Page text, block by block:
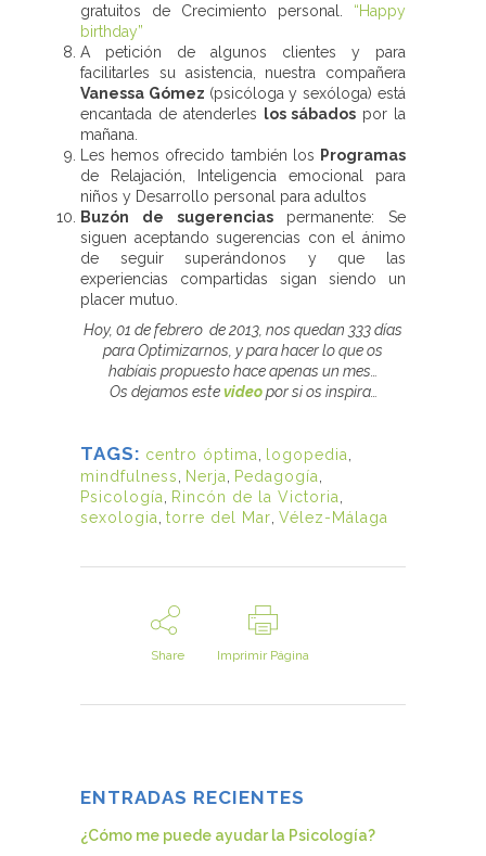
gratuitos de Crecimiento personal. “Happy
birthday”
A petición de algunos clientes y para
facilitarles su asistencia, nuestra compañera
Vanessa Gómez (psicóloga y sexóloga) está
encantada de atenderles
los sábados por la
mañana.
Les hemos ofrecido también los Programas
de Relajación, Inteligencia emocional para
niños y Desarrollo personal para adultos
Buzón de sugerencias permanente: Se
siguen aceptando sugerencias con el ánimo
de seguir superándonos y que las
experiencias compartidas sigan siendo un
placer mutuo.
Hoy, 01 de febrero de 2013, nos quedan 333 días
para Optimizarnos, y para hacer lo que os
habíais propuesto hace apenas un mes…
Os dejamos estevideopor si os inspira…
TAGS: centro óptima logopedia
mindfulness
Nerja Pedagogía
Psicología
Rincón de la Victoria
sexologia torre del Mar Vélez-Málaga
Share Imprimir Página
ENTRADAS RECIENTES
¿Cómo me puede ayudar la Psicología?